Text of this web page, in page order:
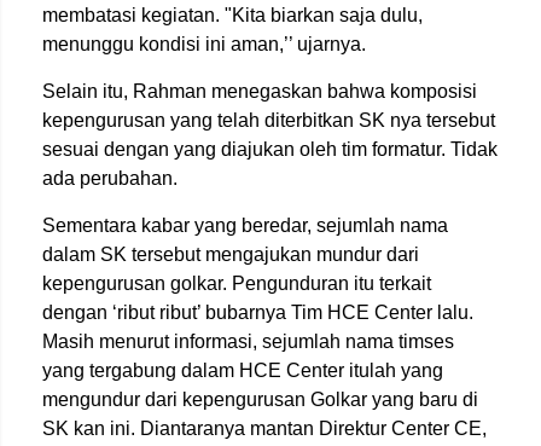
membatasi kegiatan. "Kita biarkan saja dulu,
menunggu kondisi ini aman,’’ ujarnya.
Selain itu, Rahman menegaskan bahwa komposisi
kepengurusan yang telah diterbitkan SK nya tersebut
sesuai dengan yang diajukan oleh tim formatur. Tidak
ada perubahan.
Sementara kabar yang beredar, sejumlah nama
dalam SK tersebut mengajukan mundur dari
kepengurusan golkar. Pengunduran itu terkait
dengan ‘ribut ribut’ bubarnya Tim HCE Center lalu.
Masih menurut informasi, sejumlah nama timses
yang tergabung dalam HCE Center itulah yang
mengundur dari kepengurusan Golkar yang baru di
SK kan ini. Diantaranya mantan Direktur Center CE,